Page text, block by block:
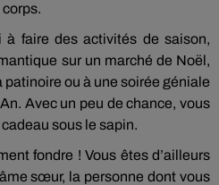
faire des activités de saison,
sur un marché de Noël,
ou à une soirée géniale
Avec un peu de chance, vous
sous le sapin.
fondre ! Vous êtes d’ailleurs
sœur, la personne dont vous